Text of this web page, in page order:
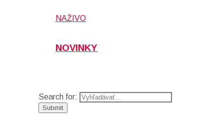
NAŽIVO
NOVINKY
Search for: